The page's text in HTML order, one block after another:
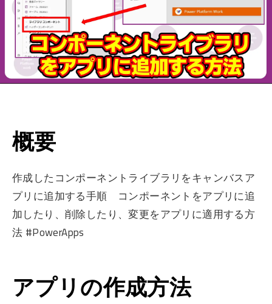
概要
作成したコンポーネントライブラリをキャンバスア
プリに追加する手順 コンポーネントをアプリに追
加したり、削除したり、変更をアプリに適用する方
法 #PowerApps
アプリの作成方法